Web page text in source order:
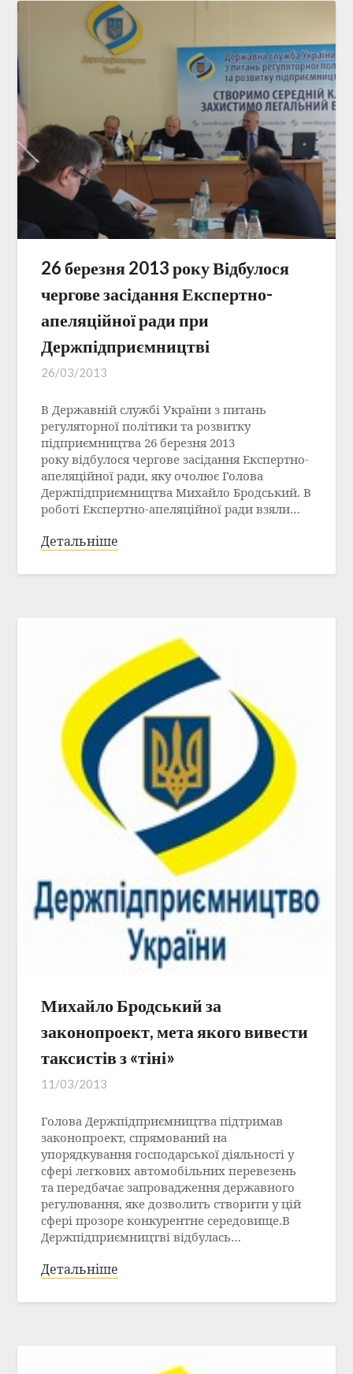
26 березня 2013 року Відбулося
чергове засідання Експертно-
апеляційної ради при
Держпідприємництві
26/03/2013
В Державній службі України з питань
регуляторної політики та розвитку
підприємництва 26 березня 2013
року відбулося чергове засідання Експертно-
апеляційної ради, яку очолює Голова
Держпідприємництва Михайло Бродський. В
роботі Експертно-апеляційної ради взяли…
Детальніше
Михайло Бродський за
законопроект, мета якого вивести
таксистів з «тіні»
11/03/2013
Голова Держпідприємництва підтримав
законопроект, спрямований на
упорядкування господарської діяльності у
сфері легкових автомобільних перевезень
та передбачає запровадження державного
регулювання, яке дозволить створити у цій
сфері прозоре конкурентне середовище.В
Держпідприємництві відбулась…
Детальніше